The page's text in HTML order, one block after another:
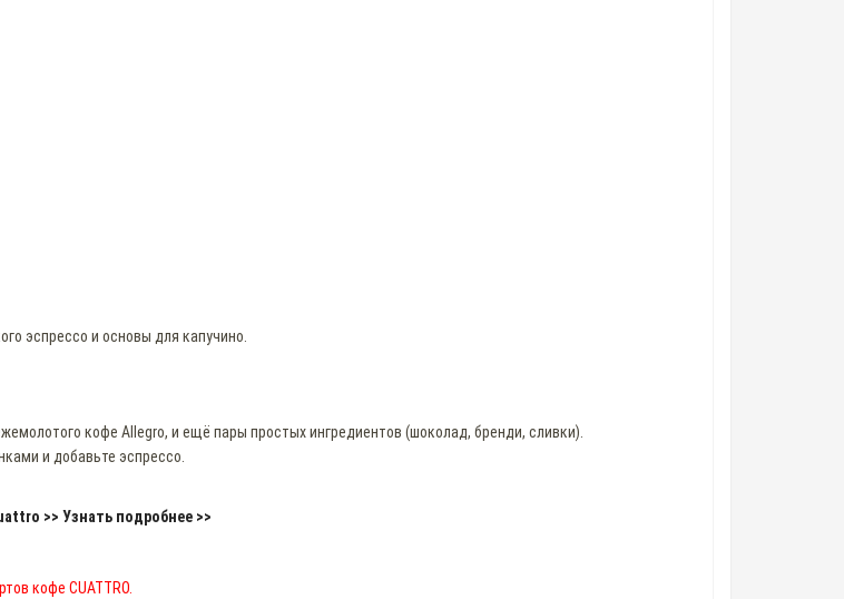
эспрессо и основы для капучино.
кофе Allegro, и ещё пары простых ингредиентов (шоколад, бренди, сливки).
и добавьте эспрессо.
>> Узнать подробнее >>
кофе CUATTRO.